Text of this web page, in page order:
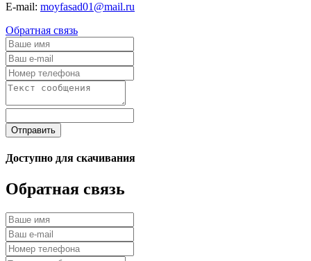
E-mail: moyfasad01@mail.ru
Обратная связь
Отправить
Доступно для скачивания
Обратная связь